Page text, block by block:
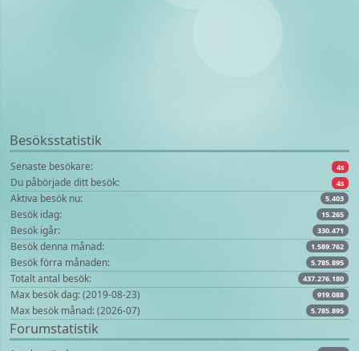
Besöksstatistik
Senaste besökare: 4s
Du påbörjade ditt besök: 4s
Aktiva besök nu: 5.403
Besök idag: 15.265
Besök igår: 330.471
Besök denna månad: 1.589.762
Besök förra månaden: 5.785.895
Totalt antal besök: 437.276.180
Max besök dag: (2019-08-23) 919.088
Max besök månad: (2026-07) 5.785.895
Forumstatistik